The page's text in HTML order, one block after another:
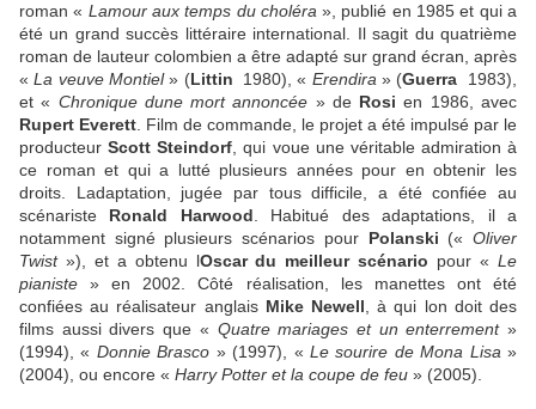
roman « Lamour aux temps du choléra », publié en 1985 et qui a
été un grand succès littéraire international. Il sagit du quatrième
roman de lauteur colombien a être adapté sur grand écran, après
«La veuve Montiel» (Littin  1980), « Erendira » (Guerra  1983),
et « Chronique dune mort annoncée » de Rosi en 1986, avec
Rupert Everett . Film de commande, le projet a été impulsé par le
producteurScott Steindorf , qui voue une véritable admiration à
ce roman et qui a lutté plusieurs années pour en obtenir les
droits. Ladaptation, jugée par tous difficile, a été confiée au
scénariste Ronald Harwood . Habitué des adaptations, il a
notamment signé plusieurs scénarios pour Polanski («Oliver
Twist»), et a obtenu lOscar du meilleur scénario pour «Le
pianiste » en 2002. Côté réalisation, les manettes ont été
confiées au réalisateur anglais Mike Newell , à qui lon doit des
films aussi divers que « Quatre mariages et un enterrement»
(1994), « Donnie Brasco » (1997), « Le sourire de Mona Lisa »
(2004), ou encore « Harry Potter et la coupe de feu » (2005).